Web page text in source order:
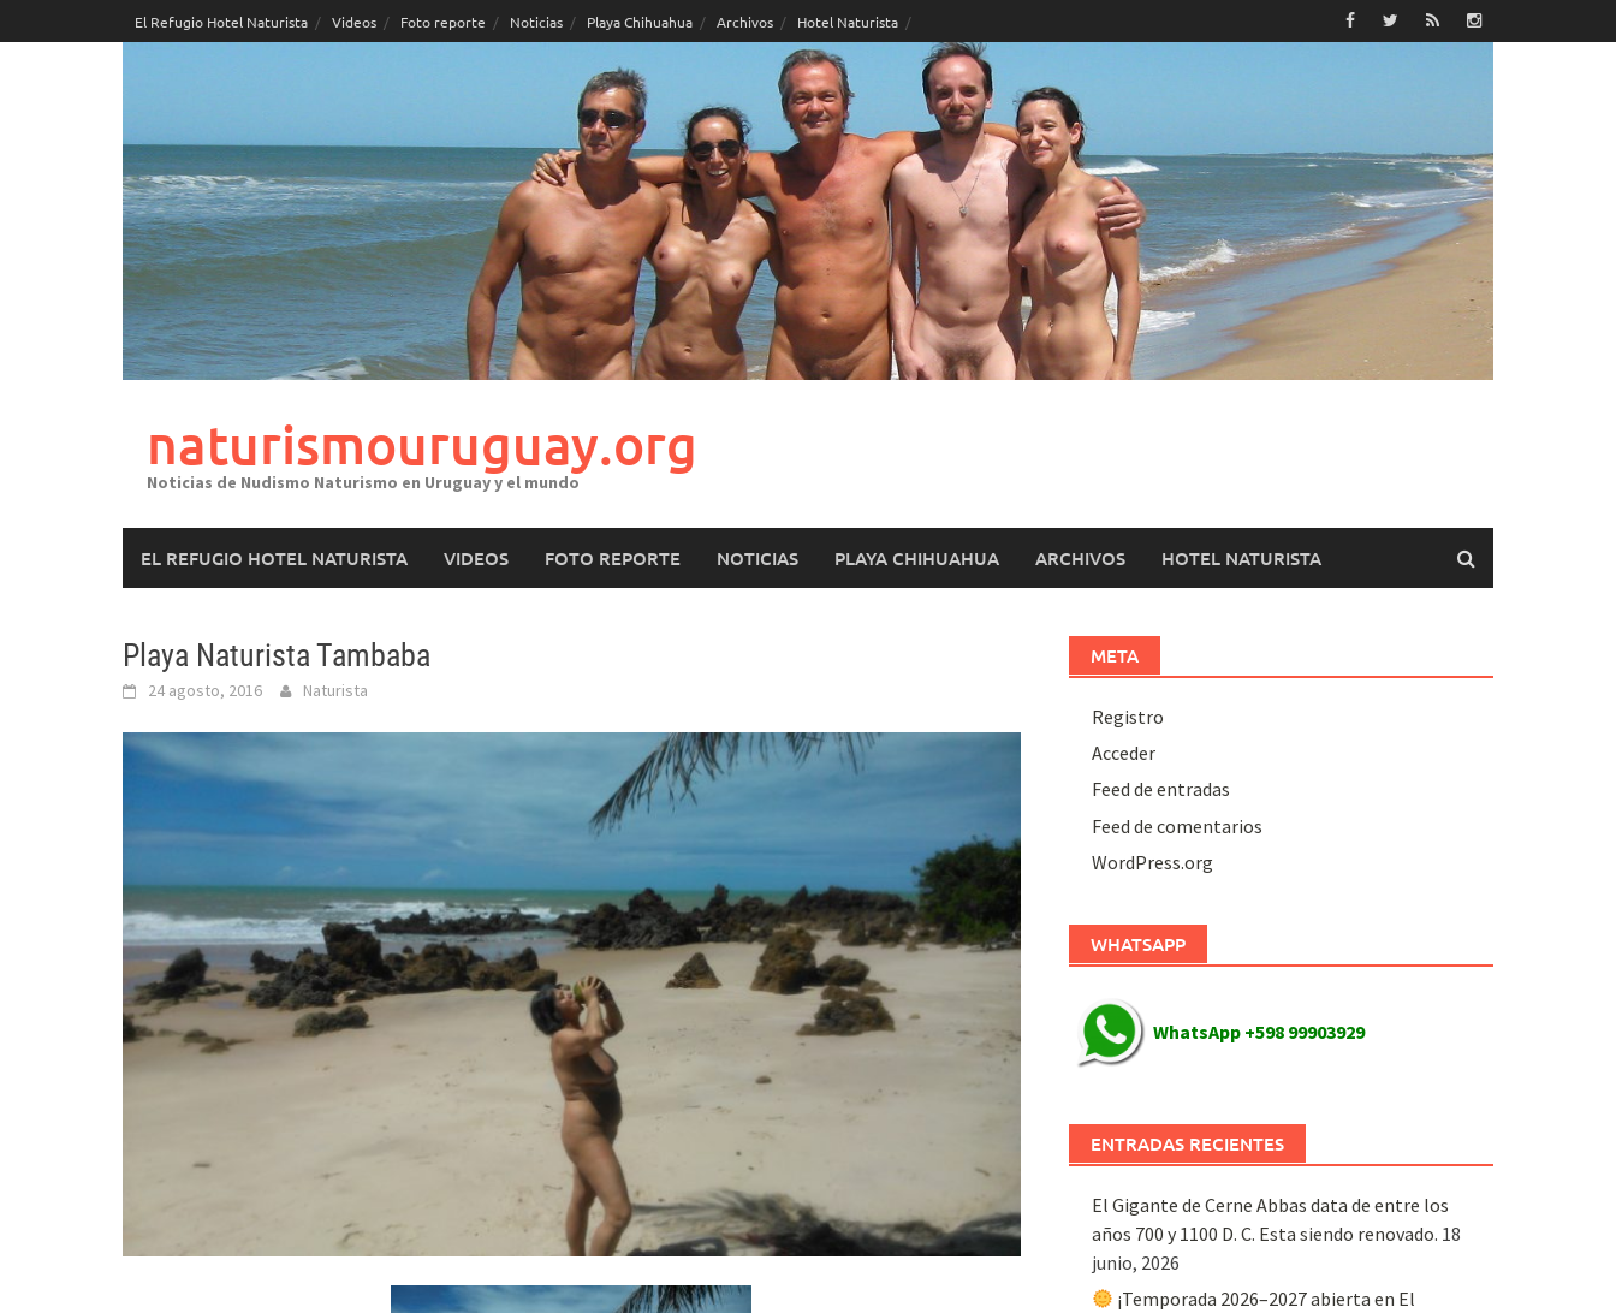
to
El Refugio Hotel Naturista Videos Foto reporte Noticias Playa Chihuahua Archivos Hotel Naturista
naturismouruguay.org
Noticias de Nudismo Naturismo en Uruguay y el mundo
EL REFUGIO HOTEL NATURISTA VIDEOS FOTO REPORTE NOTICIAS PLAYA CHIHUAHUA ARCHIVOS HOTEL NATURISTA
Playa Naturista Tambaba
24 agosto, 2016 Naturista
META
Registro
Acceder
Feed de entradas
Feed de comentarios
WordPress.org
WHATSAPP
WhatsApp +598 99903929
ENTRADAS RECIENTES
El Gigante de Cerne Abbas data de entre los
años 700 y 1100 D. C. Esta siendo renovado. 18
junio, 2026
¡Temporada 2026–2027 abierta en El